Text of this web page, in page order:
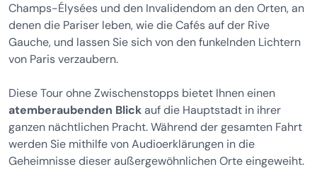
Champs-Élysées und den Invalidendom an den Orten, an
denen die Pariser leben, wie die Cafés auf der Rive
Gauche, und lassen Sie sich von den funkelnden Lichtern
von Paris verzaubern.
Diese Tour ohne Zwischenstopps bietet Ihnen einen
atemberaubenden Blickauf die Hauptstadt in ihrer
ganzen nächtlichen Pracht. Während der gesamten Fahrt
werden Sie mithilfe von Audioerklärungen in die
Geheimnisse dieser außergewöhnlichen Orte eingeweiht.